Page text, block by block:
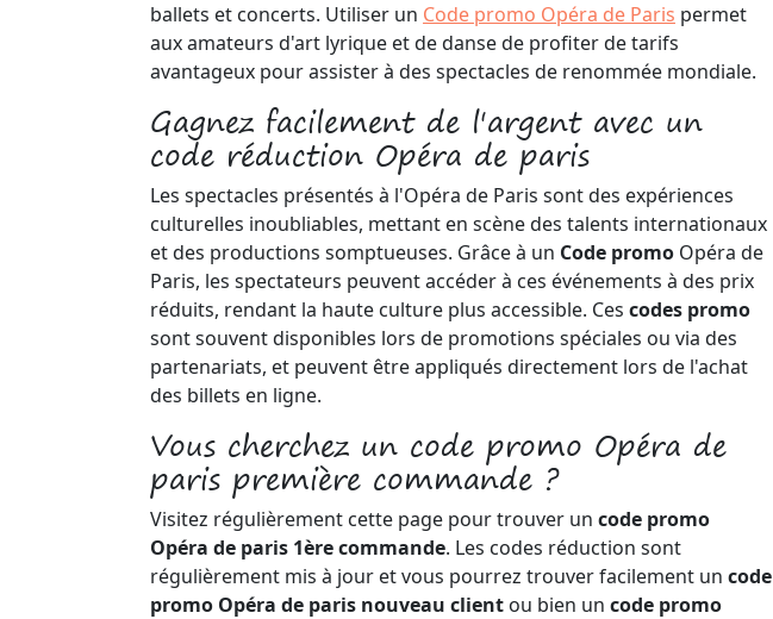
ballets et concerts. Utiliser un Code promo Opéra de Paris permet
aux amateurs d'art lyrique et de danse de profiter de tarifs
avantageux pour assister à des spectacles de renommée mondiale.
Gagnez facilement de l'argent avec un
code réduction Opéra de paris
Les spectacles présentés à l'Opéra de Paris sont des expériences
culturelles inoubliables, mettant en scène des talents internationaux
et des productions somptueuses. Grâce à un Code promo Opéra de
Paris, les spectateurs peuvent accéder à ces événements à des prix
réduits, rendant la haute culture plus accessible. Ces codes promo
sont souvent disponibles lors de promotions spéciales ou via des
partenariats, et peuvent être appliqués directement lors de l'achat
des billets en ligne.
Vous cherchez un code promo Opéra de
paris première commande ?
Visitez régulièrement cette page pour trouver un code promo
Opéra de paris 1ère commande. Les codes réduction sont
régulièrement mis à jour et vous pourrez trouver facilement un code
promo Opéra de paris nouveau client ou bien un code promo